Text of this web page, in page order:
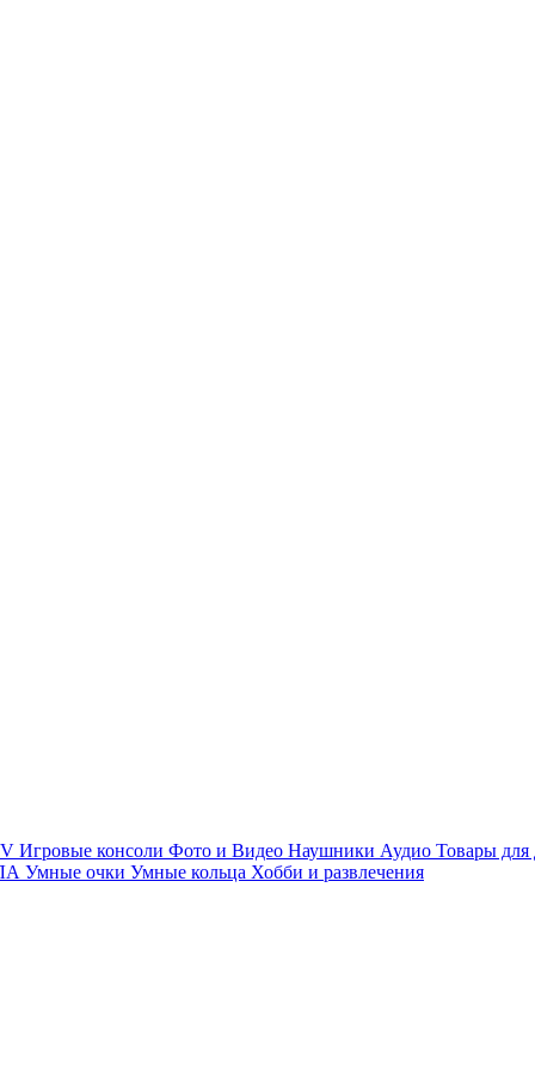
Игровые консоли Фото и Видео Наушники Аудио Товары для
Умные очки Умные кольца Хобби и развлечения